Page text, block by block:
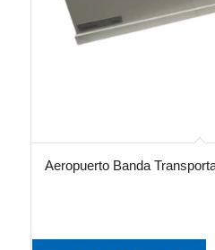
Aeropuerto Banda